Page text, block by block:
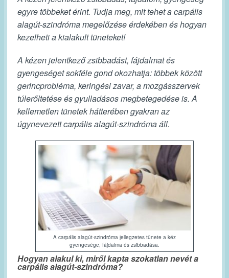
egyre többeket érint. Tudja meg, mit tehet a carpális
alagút-szindróma megelőzése érdekében és hogyan
kezelheti a kialakult tüneteket!
A kézen jelentkező zsibbadást, fájdalmat és
gyengeséget sokféle gond okozhatja: többek között
gerincprobléma, keringési zavar, a mozgásszervek
túlerőltetése és gyulladásos megbetegedése is. A
kellemetlen tünetek hátterében gyakran az
úgynevezett carpális alagút-szindróma áll.
A carpális alagút-szindróma jellegzetes tünete a kéz
gyengesége, fájdalma és zsibbadása.
Hogyan alakul ki, miről kapta szokatlan nevét a
carpális alagút-szindróma?